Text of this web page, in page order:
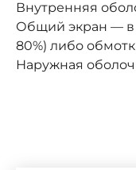
Внутренняя
Общий экран — в
80%) либо
Наружная